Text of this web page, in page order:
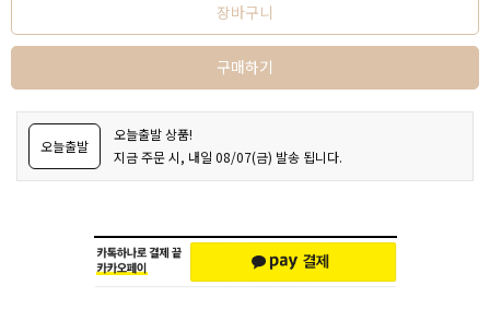
장바구니
구매하기
오늘출발
오늘출발 상품!
지금 주문 시, 내일 08/07(금) 발송 됩니다.